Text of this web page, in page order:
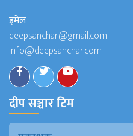
इमेल
deepsanchar@gmail.com
info@deepsanchar.com
दीप सञ्चार टिम